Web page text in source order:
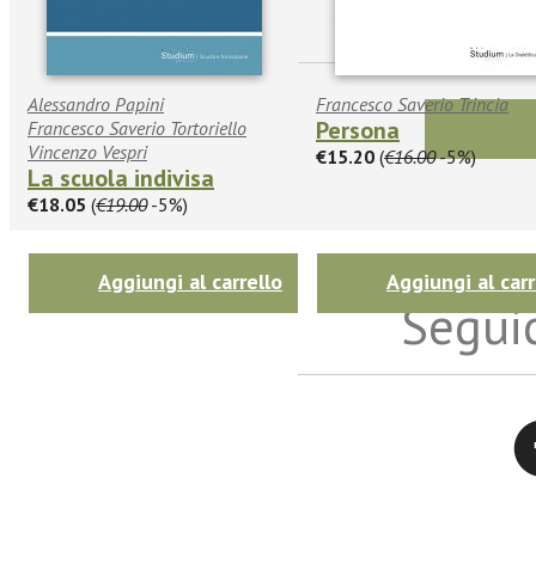
Alessandro Papini
Francesco Saverio Tortoriello
Vincenzo Vespri
La scuola indivisa
€18.05 (€19.00-5%)
Aggiungi al carrello
Francesco Saverio Trincia
Persona
€15.20 (€16.00-5%)
Aggiungi al